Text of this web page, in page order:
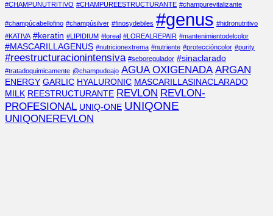
#CHAMPUNUTRITIVO #CHAMPUREESTRUCTURANTE #champurevitalizante
#champúcabellofino #champúsilver #finosydebiles #genus #hidronutritivo
#KATIVA #keratin #LIPIDIUM #loreal #LOREALREPAIR #mantenimientodelcolor
#MASCARILLAGENUS #nutricionextrema #nutriente #proteccióncolor #purity
#reestructuracionintensiva #seboregulador #sinaclarado
#tratadoquimicamente @champudeajo AGUA OXIGENADA ARGAN
ENERGY GARLIC HYALURONIC MASCARILLASINACLARADO
MILK REESTRUCTURANTE REVLON REVLON-
PROFESIONAL UNIQ-ONE UNIQONE
UNIQONEREVLON